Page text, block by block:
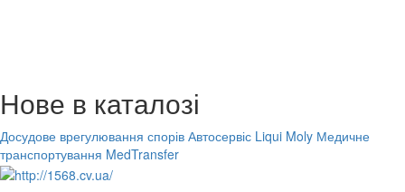
Нове в каталозі
Досудове врегулювання спорів Автосервіс Liqui Moly Медичне
транспортування MedTransfer